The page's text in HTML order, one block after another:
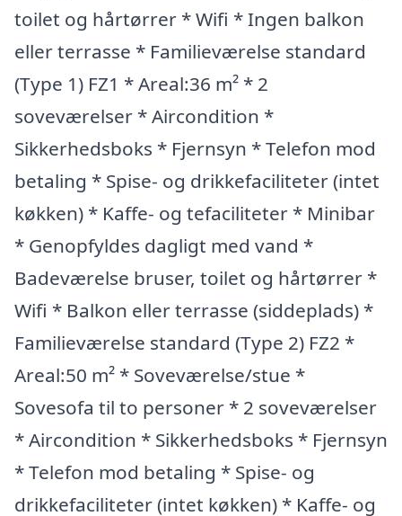
toilet og hårtørrer * Wifi * Ingen balkon
eller terrasse * Familieværelse standard
(Type 1) FZ1 * Areal:36 m² * 2
soveværelser * Aircondition *
Sikkerhedsboks * Fjernsyn * Telefon mod
betaling * Spise- og drikkefaciliteter (intet
køkken) * Kaffe- og tefaciliteter * Minibar
* Genopfyldes dagligt med vand *
Badeværelse bruser, toilet og hårtørrer *
Wifi * Balkon eller terrasse (siddeplads) *
Familieværelse standard (Type 2) FZ2 *
Areal:50 m² * Soveværelse/stue *
Sovesofa til to personer * 2 soveværelser
* Aircondition * Sikkerhedsboks * Fjernsyn
* Telefon mod betaling * Spise- og
drikkefaciliteter (intet køkken) * Kaffe- og